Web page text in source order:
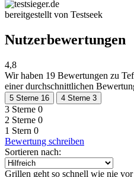
bereitgestellt von Testseek
Nutzerbewertungen
4,8
Wir haben 19 Bewertungen zu
einer durchschnittlichen
5 Sterne 16 4 Sterne 3
3 Sterne 0
2 Sterne 0
1 Stern 0
Bewertung schreiben
Sortieren nach:
Grillen geht so schnell wie nie vor